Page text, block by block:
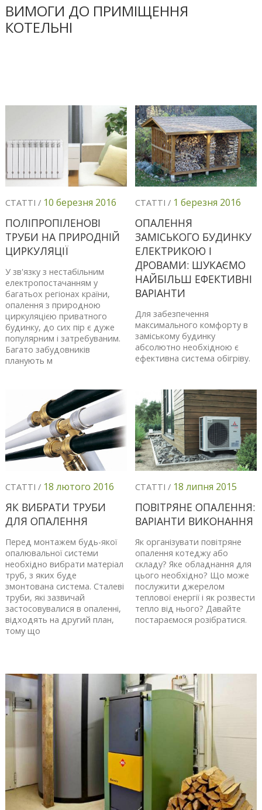
ВИМОГИ ДО ПРИМІЩЕННЯ
КОТЕЛЬНІ
СТАТТІ / 10 березня 2016
ПОЛІПРОПІЛЕНОВІ
ТРУБИ НА ПРИРОДНІЙ
ЦИРКУЛЯЦІЇ
У зв'язку з нестабільним
електропостачанням у
багатьох регіонах країни,
опалення з природною
циркуляцією приватного
будинку, до сих пір є дуже
популярним і затребуваним.
Багато забудовників
планують м
СТАТТІ / 1 березня 2016
ОПАЛЕННЯ
ЗАМІСЬКОГО БУДИНКУ
ЕЛЕКТРИКОЮ І
ДРОВАМИ: ШУКАЄМО
НАЙБІЛЬШ ЕФЕКТИВНІ
ВАРІАНТИ
Для забезпечення
максимального комфорту в
заміському будинку
абсолютно необхідною є
ефективна система обігріву.
СТАТТІ / 18 лютого 2016
ЯК ВИБРАТИ ТРУБИ
ДЛЯ ОПАЛЕННЯ
Перед монтажем будь-якої
опалювальної системи
необхідно вибрати матеріал
труб, з яких буде
змонтована система. Сталеві
труби, які зазвичай
застосовувалися в опаленні,
відходять на другий план,
тому що
СТАТТІ / 18 липня 2015
ПОВІТРЯНЕ ОПАЛЕННЯ:
ВАРІАНТИ ВИКОНАННЯ
Як організувати повітряне
опалення котеджу або
складу? Яке обладнання для
цього необхідно? Що може
послужити джерелом
теплової енергії і як розвести
тепло від нього? Давайте
постараємося розібратися.